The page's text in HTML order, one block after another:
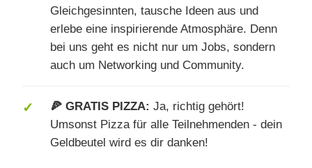
Gleichgesinnten, tausche Ideen aus und
erlebe eine inspirierende Atmosphäre. Denn
bei uns geht es nicht nur um Jobs, sondern
auch um Networking und Community.
🍕 GRATIS PIZZA: Ja, richtig gehört!
Umsonst Pizza für alle Teilnehmenden - dein
Geldbeutel wird es dir danken!